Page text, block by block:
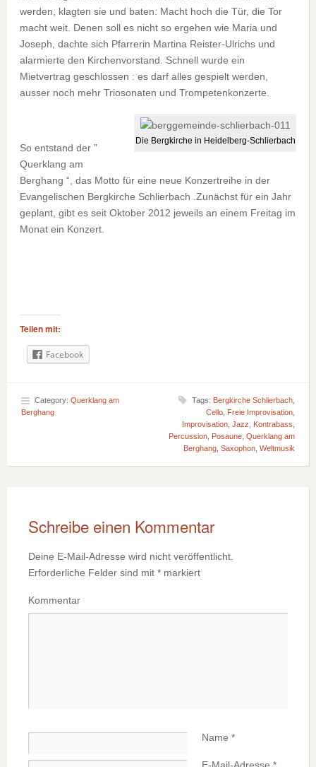
werden, klagten sie und baten: Macht hoch die Tür, die Tor
macht weit. Denen soll es nicht so ergehen wie Maria und
Joseph, dachte sich Pfarrerin Martina Reister-Ulrichs und
alarmierte den Kirchenvorstand. Schnell wurde ein
Mietvertrag geschlossen : es darf alles gespielt werden,
ausser noch mehr Triosonaten und Trompetenkonzerte.
Die Bergkirche in Heidelberg-Schlierbach
So entstand der ”
Querklang am
Berghang “, das Motto für eine neue Konzertreihe in der
Evangelischen Bergkirche Schlierbach .Zunächst für ein Jahr
geplant, gibt es seit Oktober 2012 jeweils an einem Freitag im
Monat ein Konzert.
Teilen mit:
Facebook
Category: Querklang am
Berghang
Tags: Bergkirche Schlierbach
Cello Freie Improvisation
Improvisation Jazz Kontrabass
Percussion Posaune Querklang am
Berghang Saxophon Weltmusik
Schreibe einen Kommentar
Deine E-Mail-Adresse wird nicht veröffentlicht.
Erforderliche Felder sind mit * markiert
Kommentar
Name *